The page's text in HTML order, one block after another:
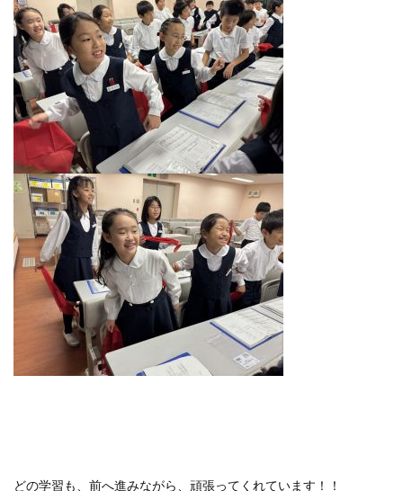
どの学習も、前へ進みながら、頑張ってくれています！！